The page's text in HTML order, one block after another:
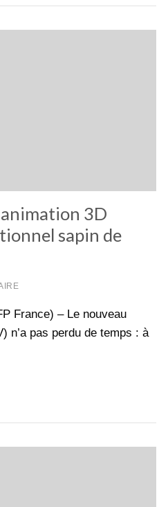
3D
sapin de
France) – Le nouveau
n’a pas perdu de temps : à